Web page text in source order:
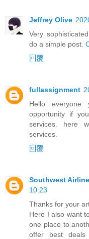
Jeffrey Olive
Very
do a simple post.
回覆
fullassignment
Hello
opportunity if
services. here
services.
回覆
Southwest
10:23
Thanks for your
Here I also want
one place to
offer best